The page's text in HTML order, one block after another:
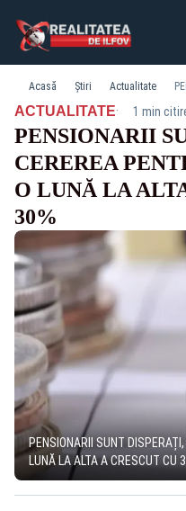
Acasă Știri Actualitate
ACTUALITATE· 1 min
PENSIONARII
CEREREA
O LUNĂ LA
30%
PENSIONARII SUNT
LUNĂ LA ALTA A CRESCUT CU